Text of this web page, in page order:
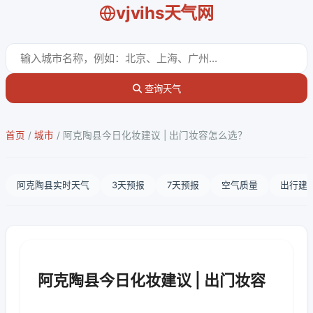
vjvihs天气网
查询天气
首页 / 城市 / 阿克陶县今日化妆建议 | 出门妆容怎么选？
阿克陶县实时天气 3天预报 7天预报 空气质量 出行建
阿克陶县今日化妆建议 | 出门妆容